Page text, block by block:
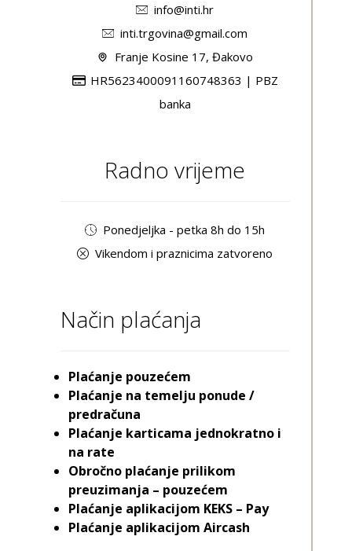
info@inti.hr
inti.trgovina@gmail.com
Franje Kosine 17, Đakovo
HR5623400091160748363 | PBZ
banka
Radno vrijeme
Ponedjeljka - petka 8h do 15h
Vikendom i praznicima zatvoreno
Način plaćanja
Plaćanje pouzećem
Plaćanje na temelju ponude /
predračuna
Plaćanje karticama jednokratno i
na rate
Obročno plaćanje prilikom
preuzimanja – pouzećem
Plaćanje aplikacijom KEKS – Pay
Plaćanje aplikacijom Aircash